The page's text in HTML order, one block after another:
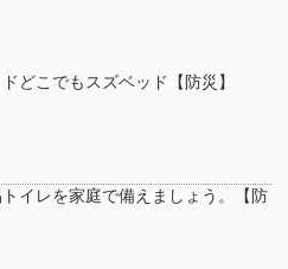
どこでもスズベッド【防災】
イレを家庭で備えましょう。【防